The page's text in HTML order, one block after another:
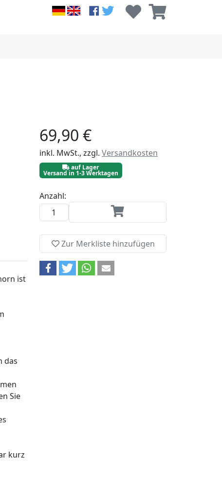
ist
das
Sie
kurz
69,90 €
inkl. MwSt., zzgl. Versandkosten
auf Lager
Versand in 1-3 Werktagen
Anzahl:
Zur Merkliste hinzufügen